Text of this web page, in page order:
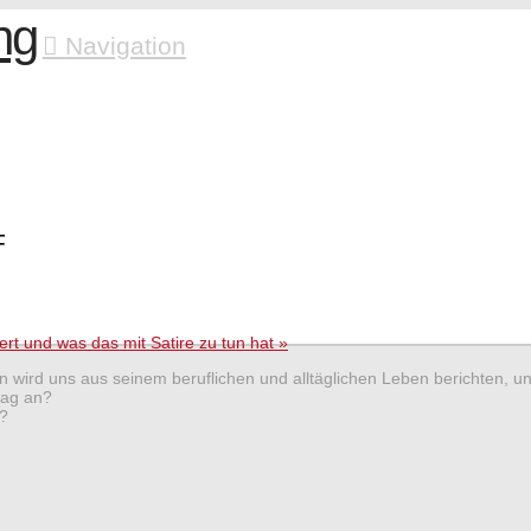
Navigation
und was das mit Satire zu tun hat»
uns aus seinem beruflichen und alltäglichen Leben berichten,
an?